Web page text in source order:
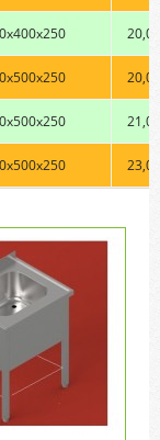
20,0
20,0
21,0
23,0